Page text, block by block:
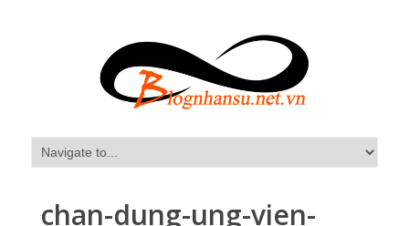
chan-dung-ung-vien-